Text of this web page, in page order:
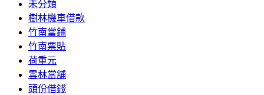
未分類
樹林機車借款
竹南當鋪
竹南票貼
荷重元
雲林當舖
頭份借錢